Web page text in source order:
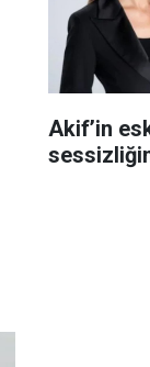
Akif’in